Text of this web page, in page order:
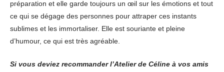
préparation et elle garde toujours un œil sur les émotions et tout
ce qui se dégage des personnes pour attraper ces instants
sublimes et les immortaliser. Elle est souriante et pleine
d’humour, ce qui est très agréable.
Si vous deviez recommander l’Atelier de Céline à vos amis